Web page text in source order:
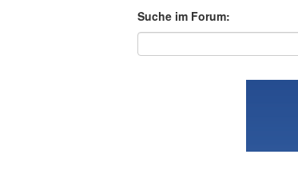
Suche im Forum:
Suche im Forum